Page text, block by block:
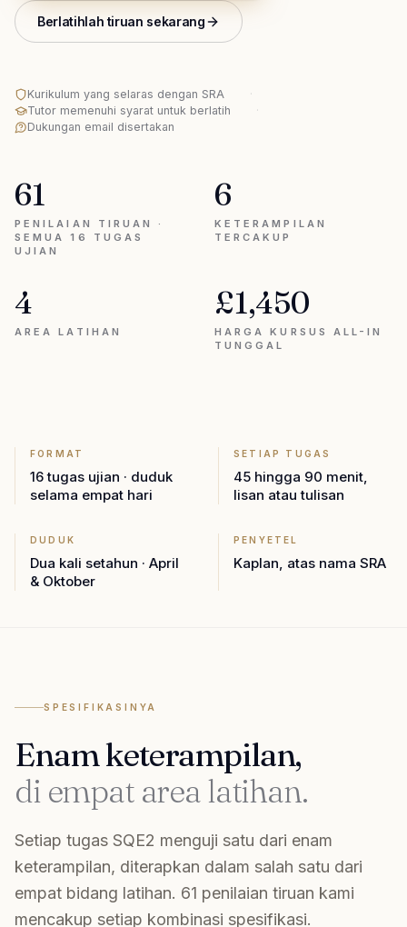
Berlatihlah tiruan sekarang
Kurikulum yang selaras dengan SRA
·
Tutor memenuhi syarat untuk berlatih
·
Dukungan email disertakan
61
PENILAIAN TIRUAN ·
SEMUA 16 TUGAS
UJIAN
6
KETERAMPILAN
TERCAKUP
4
AREA LATIHAN
£1,450
HARGA KURSUS ALL-IN
TUNGGAL
FORMAT
16 tugas ujian · duduk
selama empat hari
SETIAP TUGAS
45 hingga 90 menit,
lisan atau tulisan
DUDUK
Dua kali setahun · April
& Oktober
PENYETEL
Kaplan, atas nama SRA
SPESIFIKASINYA
Enam keterampilan,
di empat area latihan.
Setiap tugas SQE2 menguji satu dari enam
keterampilan, diterapkan dalam salah satu dari
empat bidang latihan. 61 penilaian tiruan kami
mencakup setiap kombinasi spesifikasi.